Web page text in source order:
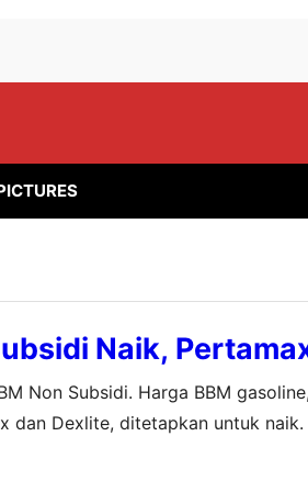
Naik,
Non Subsidi. Harga BBM
dan Dexlite, ditetapkan untuk naik.